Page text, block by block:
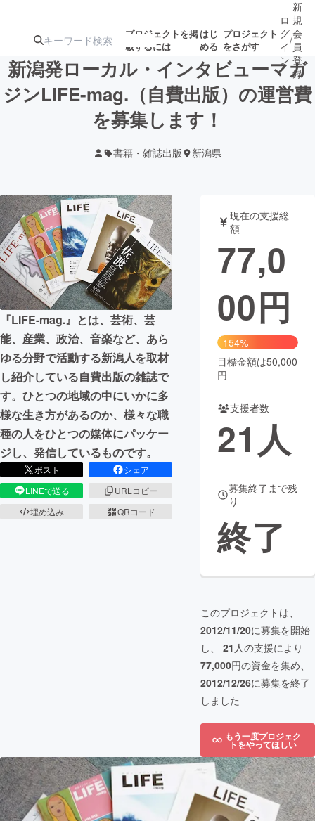
プロジェクトを掲
載するには
はじ
める
プロジェクト
をさがす
注目のリ 注目の新着プロ
ジェクト
募集終了が近いプ
ロジェクト
テクノロジー・ガジェット
映像・映画 書籍・雑誌
ビジネス・起業 チャレンジ
まちづくり・地域活性化
CAMPFIRE for Social Good
CAMPFIRE Creation
CAMPFIREふるさと納税machi-ya コミュニティ
ロ
グ
イ
ン
/
新
規
会
員
登
録
新潟発ローカル・インタビューマガ
ジンLIFE-mag.（自費出版）の運営費
を募集します！
書籍・雑誌出版 新潟県
『LIFE-mag.』とは、芸術、芸
能、産業、政治、音楽など、あら
ゆる分野で活動する新潟人を取材
し紹介している自費出版の雑誌で
す。ひとつの地域の中にいかに多
様な生き方があるのか、様々な職
種の人をひとつの媒体にパッケー
ジし、発信しているものです。
ポスト
シェア
LINEで送る
URLコピー
埋め込み
QRコード
現在の支援総
額
77,0
00円
154%
目標金額は50,000
円
支援者数
21 人
募集終了まで残
り
終了
このプロジェクトは、
2012/11/20に募集を開始
し、 21 人の支援により
77,000円の資金を集め、
2012/12/26に募集を終了
しました
もう一度プロジェク
トをやってほしい